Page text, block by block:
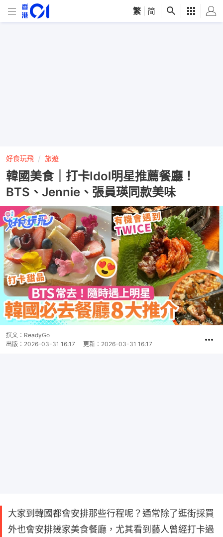
繁 简
好食玩飛 旅遊
韓國美食｜打卡Idol明星推薦餐廳！
BTS、Jennie、張員瑛同款美味
撰文： ReadyGo
出版： 2026-03-31 16:17 更新： 2026-03-31 16:17
大家到韓國都會安排那些行程呢？通常除了逛街採買
外也會安排幾家美食餐廳，尤其看到藝人曾經打卡過